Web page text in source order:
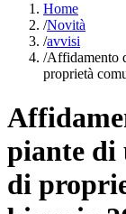
Home
/Novità
/avvisi
/Affidamento
proprietà
piante di
di